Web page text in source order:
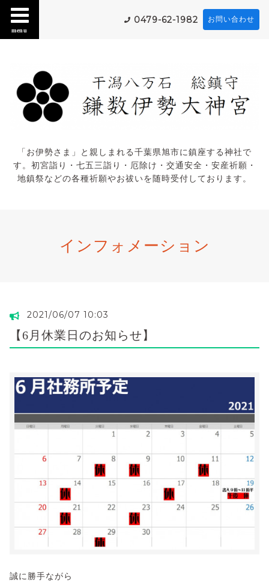
menu
0479-62-1982 お問い合わせ
「お伊勢さま」と親しまれる千葉県旭市に鎮座する神社で
す。初宮詣り・七五三詣り・厄除け・交通安全・安産祈願・
地鎮祭などの各種祈願やお祓いを随時受付しております。
インフォメーション
2021/06/07 10:03
【6月休業日のお知らせ】
誠に勝手ながら